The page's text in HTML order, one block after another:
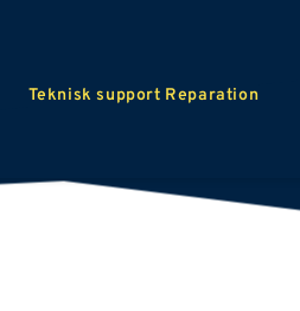
Teknisk support Reparation